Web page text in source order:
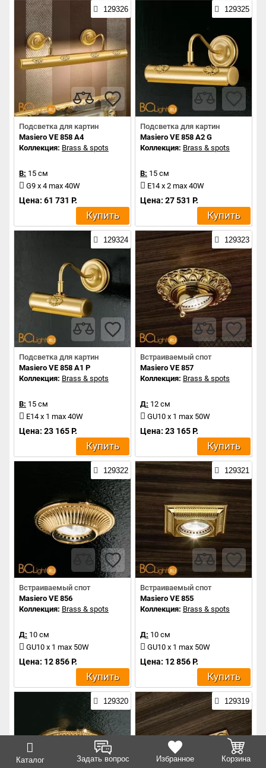
Каталог Задать вопрос Избранное Корзина
129326
Подсветка для картин
Masiero VE 858 A4
Коллекция: Brass & spots
В: 15 см
G9 x 4 max 40W
Цена: 61 731 Р.
Купить
129325
Подсветка для картин
Masiero VE 858 A2 G
Коллекция: Brass & spots
В: 15 см
E14 x 2 max 40W
Цена: 27 531 Р.
Купить
129324
Подсветка для картин
Masiero VE 858 A1 P
Коллекция: Brass & spots
В: 15 см
E14 x 1 max 40W
Цена: 23 165 Р.
Купить
129323
Встраиваемый спот
Masiero VE 857
Коллекция: Brass & spots
Д: 12 см
GU10 x 1 max 50W
Цена: 23 165 Р.
Купить
129322
Встраиваемый спот
Masiero VE 856
Коллекция: Brass & spots
Д: 10 см
GU10 x 1 max 50W
Цена: 12 856 Р.
Купить
129321
Встраиваемый спот
Masiero VE 855
Коллекция: Brass & spots
Д: 10 см
GU10 x 1 max 50W
Цена: 12 856 Р.
Купить
129320 129319